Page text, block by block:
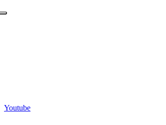
Youtube